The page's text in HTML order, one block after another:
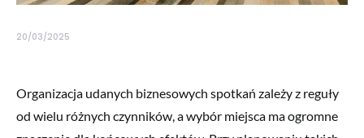
20/03/2025
Organizacja udanych biznesowych spotkań zależy z reguły
od wielu różnych czynników, a wybór miejsca ma ogromne